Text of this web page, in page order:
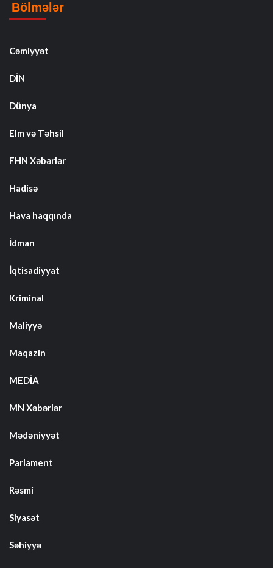
Bölmələr
Cəmiyyət
DİN
Dünya
Elm və Təhsil
FHN Xəbərlər
Hadisə
Hava haqqında
İdman
İqtisadiyyat
Kriminal
Maliyyə
Maqazin
MEDİA
MN Xəbərlər
Mədəniyyət
Parlament
Rəsmi
Siyasət
Səhiyyə